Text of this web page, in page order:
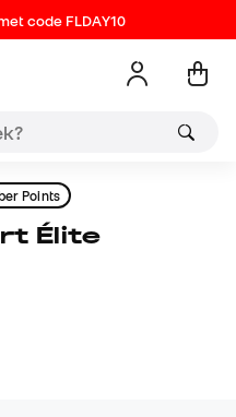
code FLDAY10
Points